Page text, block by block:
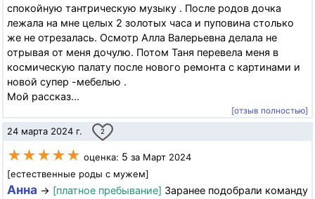
спокойную тантрическую музыку . После родов дочка
лежала на мне целых 2 золотых часа и пуповина столько
же не отрезалась. Осмотр Алла Валерьевна делала не
отрывая от меня дочулю. Потом Таня перевела меня в
космическую палату после нового ремонта с картинами и
новой супер -мебелью .
Мой рассказ...
[отзыв полностью]
24 марта 2024 г. 2
★★★★★ оценка: 5 за Март 2024
[естественные роды с мужем]
Анна → [платное пребывание] Заранее подобрали команду